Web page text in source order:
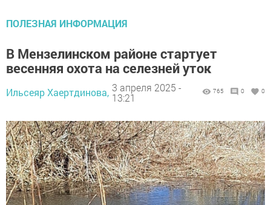
ПОЛЕЗНАЯ ИНФОРМАЦИЯ
В Мензелинском районе стартует
весенняя охота на селезней уток
Ильсеяр Хаертдинова, 3 апреля 2025 -
13:21
765 0 0